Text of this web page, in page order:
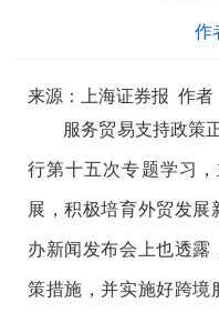
作
来源：上海证券报 作者
服务贸易支持政策
行第十五次专题学习
展，积极培育外贸发展
办新闻发布会上也透
策措施，并实施好跨